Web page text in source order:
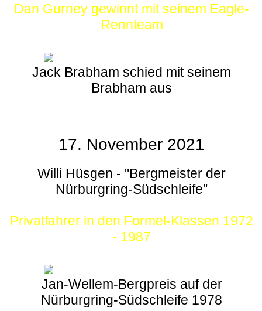
Dan Gurney gewinnt mit seinem Eagle-
Rennteam
Jack Brabham schied mit seinem
Brabham aus
17. November 2021
Willi Hüsgen - "Bergmeister der
Nürburgring-Südschleife"
Privatfahrer in den Formel-Klassen 1972
- 1987
Jan-Wellem-Bergpreis auf der
Nürburgring-Südschleife 1978